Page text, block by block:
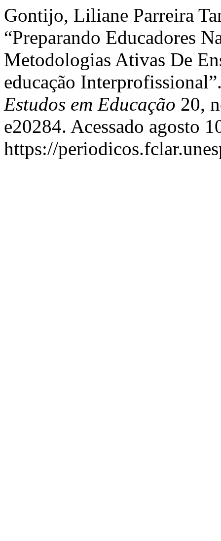
Gontijo, Liliane Parreira
“Preparando Educadores
Metodologias Ativas De
educação
Estudos em Educação 20,
e20284. Acessado agosto
https://